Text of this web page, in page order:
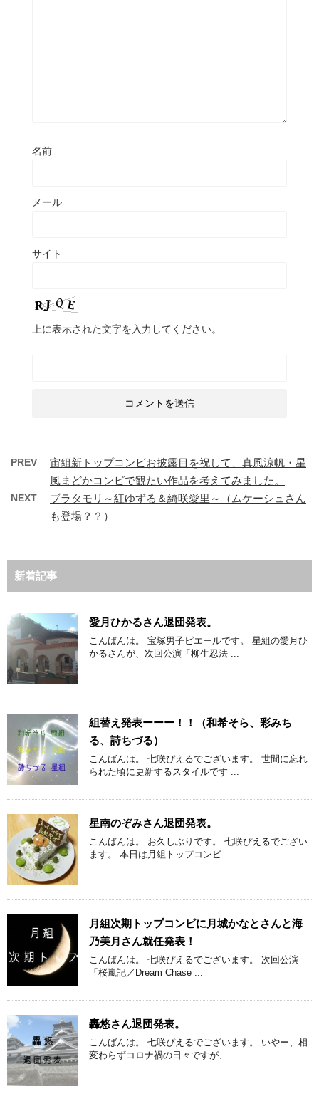
名前
メール
サイト
上に表示された文字を入力してください。
PREV
宙組新トップコンビお披露目を祝して、真風涼帆・星
風まどかコンビで観たい作品を考えてみました。
NEXT
ブラタモリ～紅ゆずる＆綺咲愛里～（ムケーシュさん
も登場？？）
新着記事
愛月ひかるさん退団発表。
こんばんは。 宝塚男子ピエールです。 星組の愛月ひ
かるさんが、次回公演「柳生忍法 ...
組替え発表ーーー！！（和希そら、彩みち
る、詩ちづる）
こんばんは。 七咲ぴえるでございます。 世間に忘れ
られた頃に更新するスタイルです ...
星南のぞみさん退団発表。
こんばんは。 お久しぶりです。 七咲ぴえるでござい
ます。 本日は月組トップコンビ ...
月組次期トップコンビに月城かなとさんと海
乃美月さん就任発表！
こんばんは。 七咲ぴえるでございます。 次回公演
「桜嵐記／Dream Chase ...
轟悠さん退団発表。
こんばんは。 七咲ぴえるでございます。 いやー、相
変わらずコロナ禍の日々ですが、 ...